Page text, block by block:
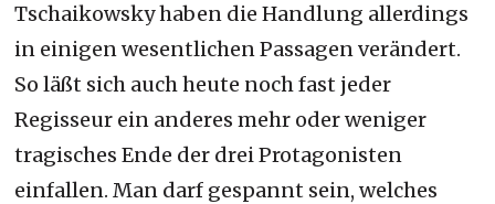
Tschaikowsky haben die Handlung allerdings
in einigen wesentlichen Passagen verändert.
So läßt sich auch heute noch fast jeder
Regisseur ein anderes mehr oder weniger
tragisches Ende der drei Protagonisten
einfallen. Man darf gespannt sein, welches